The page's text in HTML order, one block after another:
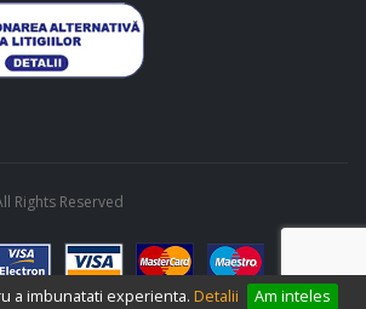
a imbunatati experienta.Detalii Am inteles
Rights Reserved